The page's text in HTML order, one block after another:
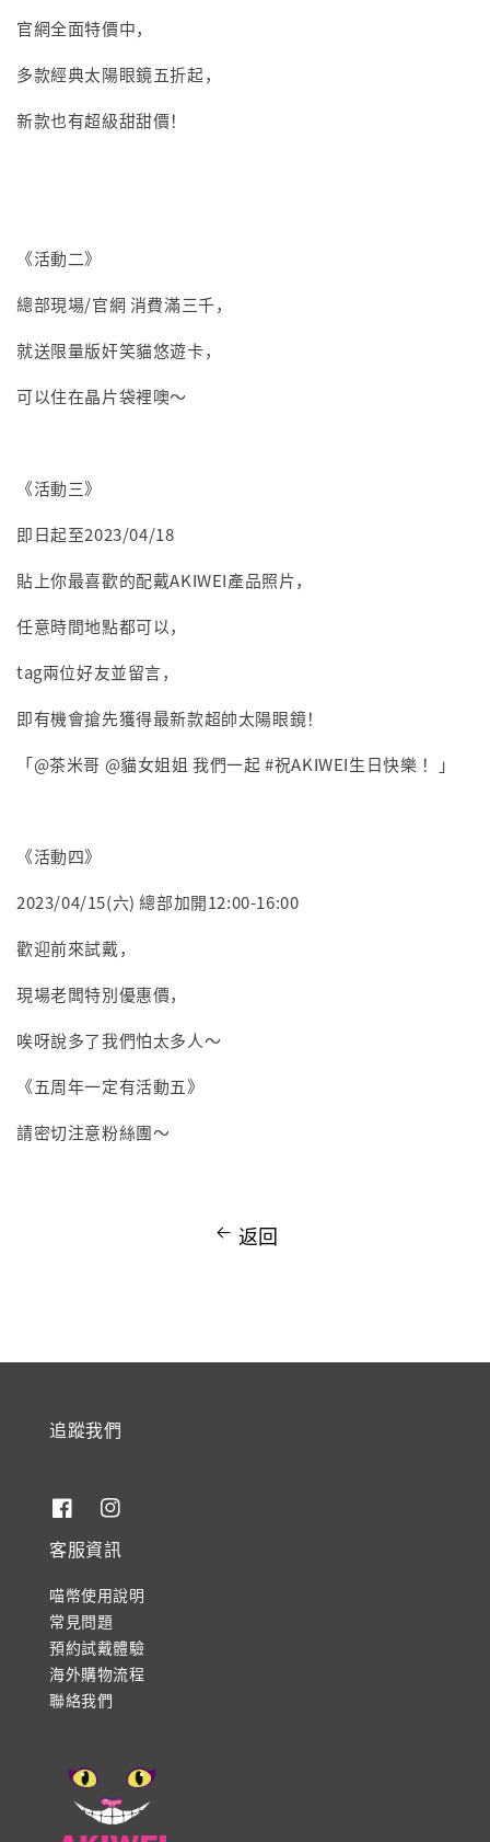
官網全面特價中，
多款經典太陽眼鏡五折起，
新款也有超級甜甜價！
《活動二》
總部現場/官網 消費滿三千，
就送限量版奸笑貓悠遊卡，
可以住在晶片袋裡噢～
《活動三》
即日起至2023/04/18
貼上你最喜歡的配戴AKIWEI產品照片，
任意時間地點都可以，
tag兩位好友並留言，
即有機會搶先獲得最新款超帥太陽眼鏡！
「@茶米哥 @貓女姐姐 我們一起 #祝AKIWEI生日快樂 ！」
《活動四》
2023/04/15(六) 總部加開12:00-16:00
歡迎前來試戴，
現場老闆特別優惠價，
唉呀說多了我們怕太多人～
《五周年一定有活動五》
請密切注意粉絲團～
返回
追蹤我們
客服資訊
喵幣使用說明
常見問題
預約試戴體驗
海外購物流程
聯絡我們